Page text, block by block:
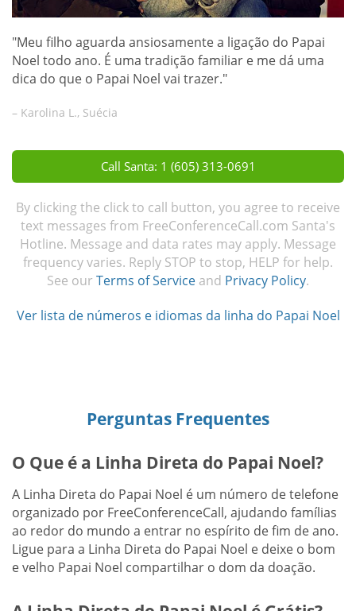
"Meu filho aguarda ansiosamente a ligação do Papai
Noel todo ano. É uma tradição familiar e me dá uma
dica do que o Papai Noel vai trazer."
– Karolina L., Suécia
Call Santa: 1 (605) 313-0691
By clicking the click to call button, you agree to receive
text messages from FreeConferenceCall.com Santa's
Hotline. Message and data rates may apply. Message
frequency varies. Reply STOP to stop, HELP for help.
See our Terms of Service and Privacy Policy.
Ver lista de números e idiomas da linha do Papai Noel
Perguntas Frequentes
O Que é a Linha Direta do Papai Noel?
A Linha Direta do Papai Noel é um número de telefone
organizado por FreeConferenceCall, ajudando famílias
ao redor do mundo a entrar no espírito de fim de ano.
Ligue para a Linha Direta do Papai Noel e deixe o bom
e velho Papai Noel compartilhar o dom da doação.